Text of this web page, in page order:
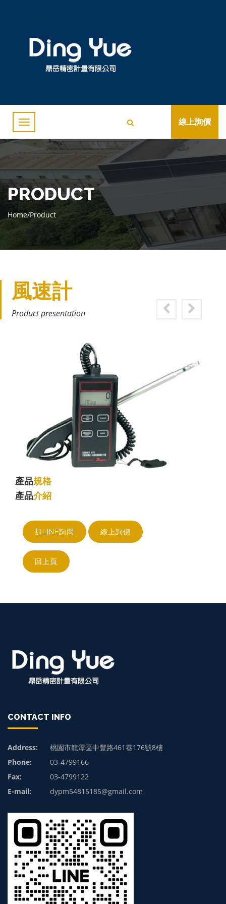
線上詢價
PRODUCT
Home/Product
風速計
Product presentation
產品規格
產品介紹
加LINE詢問 線上詢價
回上頁
CONTACT INFO
Address:
桃園市龍潭區中豐路461巷176號8樓
Phone:
03-4799166
Fax:
03-4799122
E-mail:
dypm54815185@gmail.com